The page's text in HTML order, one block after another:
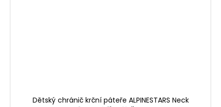
Dětský chránič krční páteře ALPINESTARS Neck